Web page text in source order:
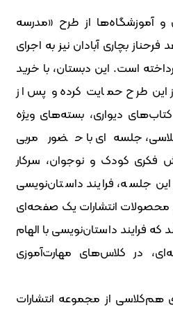
و آموزشگاه‌ها از طرح «مدرسه
بچاری آبادان نیز به اجرای
است. این دبستان، با خرید
طرح حمایت کرده و پس از
دیواری، بسته‌های ویژه
جلسه‌ای با حضور مربی
فکری کودک و نوجوان، سرکار
این جلسه، فرایند داستان‌نویسی
محصولات انتشارات یک صفحه‌ای
که فرایند داستان‌نویسی با الهام
در کلاس‌های مهارت‌آموزی
هم‌کلاسی از مجموعه انتشارات